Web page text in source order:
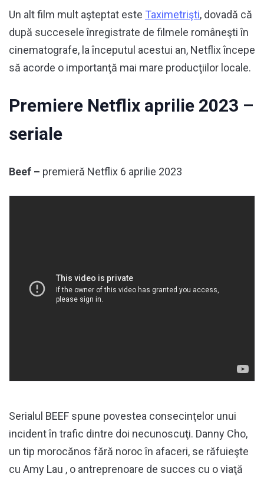
Un alt film mult aşteptat este Taximetrişti, dovadă că
după succesele înregistrate de filmele româneşti în
cinematografe, la începutul acestui an, Netflix începe
să acorde o importanţă mai mare producţiilor locale.
Premiere Netflix aprilie 2023 –
seriale
Beef – premieră Netflix 6 aprilie 2023
Serialul BEEF spune povestea consecinţelor unui
incident în trafic dintre doi necunoscuţi. Danny Cho,
un tip morocănos fără noroc în afaceri, se răfuieşte
cu Amy Lau , o antreprenoare de succes cu o viaţă